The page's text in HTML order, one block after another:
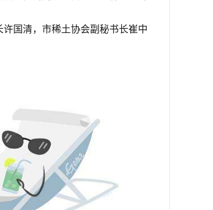
国清，市稀土协会副秘书长崔中